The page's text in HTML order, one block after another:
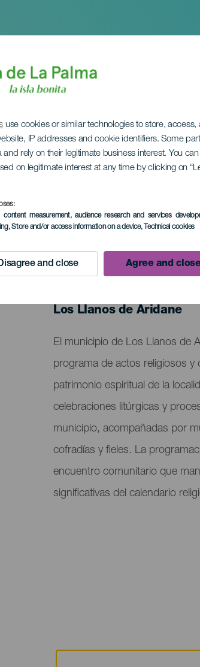
use cookies or similar technologies to store, access,
IP addresses and cookie identifiers. Some
rely on their legitimate business interest. You
on legitimate interest at any time by clicking on
measurement, audience research and services
, Store and/or access information on a device, Technical cookies
and close Agree and
Los Llanos
EVENTO PASADO
Localidad
Los Llanos de Aridane
Descripción
del
evento
El municipio de Los Llanos de
programa de actos religiosos y
patrimonio espiritual de la
celebraciones litúrgicas y
municipio, acompañadas por
cofradías y fieles. La
encuentro comunitario que
significativas del calendario